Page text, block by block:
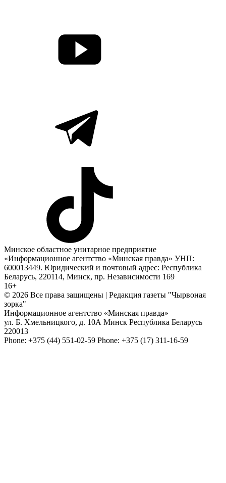
Минское областное унитарное предприятие
«Информационное агентство «Минская правда» УНП:
600013449. Юридический и почтовый адрес: Республика
Беларусь, 220114, Минск, пр. Независимости 169
16+
© 2026 Все права защищены | Редакция газеты "Чырвоная
зорка"
Информационное агентство «Минская правда»
ул. Б. Хмельницкого, д. 10А Минск Республика Беларусь
220013
Phone: +375 (44) 551-02-59 Phone: +375 (17) 311-16-59